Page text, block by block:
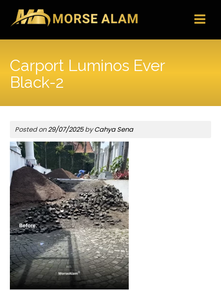
content
Carport Luminos Ever
Black-2
Posted on29/07/2025byCahya Sena